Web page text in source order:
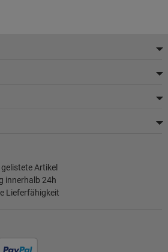
Artikel
innerhalb 24h
Lieferfähigkeit